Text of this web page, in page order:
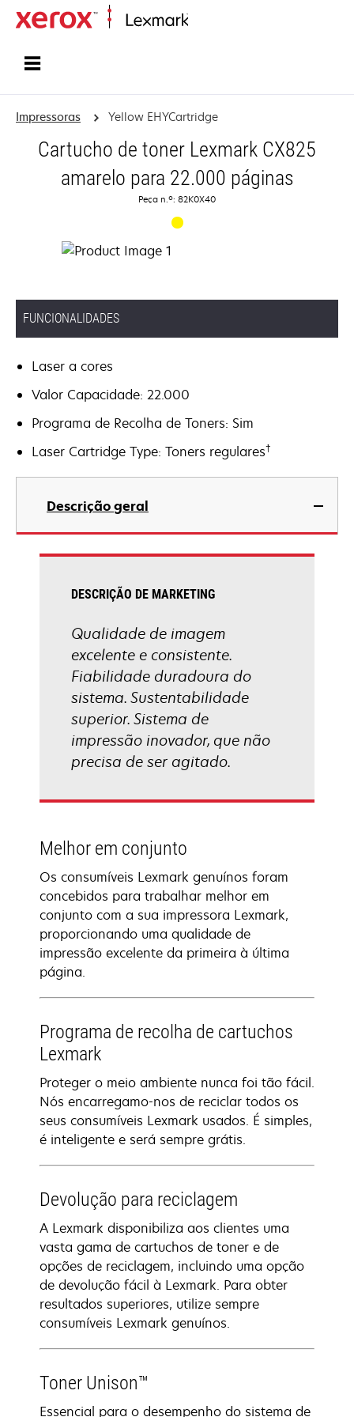
Impressoras Yellow EHYCartridge
Cartucho de toner Lexmark CX825
amarelo para 22.000 páginas
Peça n.º: 82K0X40
FUNCIONALIDADES
Laser a cores
Valor Capacidade: 22.000
Programa de Recolha de Toners: Sim
Laser Cartridge Type: Toners regulares†
Descrição geral
DESCRIÇÃO DE MARKETING
Qualidade de imagem
excelente e consistente.
Fiabilidade duradoura do
sistema. Sustentabilidade
superior. Sistema de
impressão inovador, que não
precisa de ser agitado.
Melhor em conjunto
Os consumíveis Lexmark genuínos foram
concebidos para trabalhar melhor em
conjunto com a sua impressora Lexmark,
proporcionando uma qualidade de
impressão excelente da primeira à última
página.
Programa de recolha de cartuchos
Lexmark
Proteger o meio ambiente nunca foi tão fácil.
Nós encarregamo-nos de reciclar todos os
seus consumíveis Lexmark usados. É simples,
é inteligente e será sempre grátis.
Devolução para reciclagem
A Lexmark disponibiliza aos clientes uma
vasta gama de cartuchos de toner e de
opções de reciclagem, incluindo uma opção
de devolução fácil à Lexmark. Para obter
resultados superiores, utilize sempre
consumíveis Lexmark genuínos.
Toner Unison™
Essencial para o desempenho do sistema de